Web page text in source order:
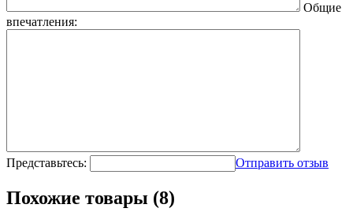
Общие
впечатления:
Представьтесь: Отправить отзыв
Похожие товары (8)